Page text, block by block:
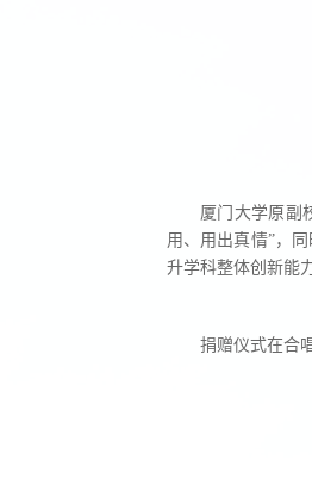
厦门大学原副
用、用出真情”，
升学科整体创新能
捐赠仪式在合